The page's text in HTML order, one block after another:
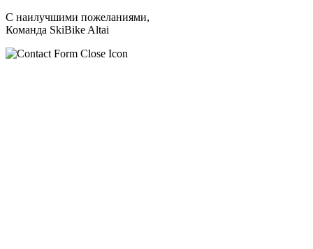
С наилучшими пожеланиями,
Команда SkiBike Altai